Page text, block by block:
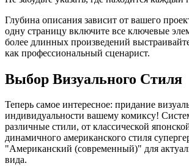
Глубина описания зависит от вашего
одну страницу включите все ключевые
более длинных произведений
как профессиональный сценарист.
Выбор Визуального Стиля
Теперь самое интересное: придание
индивидуальности вашему комиксу!
различные стили, от классической
динамичного американского стиля
"Американский (современный)" для
вида.